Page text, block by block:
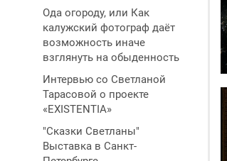
Ода огороду, или Как
калужский фотограф даёт
возможность иначе
взглянуть на обыденность
Интервью со Светланой
Тарасовой о проекте
«EXISTENTIA»
"Сказки Светланы"
Выставка в Санкт-